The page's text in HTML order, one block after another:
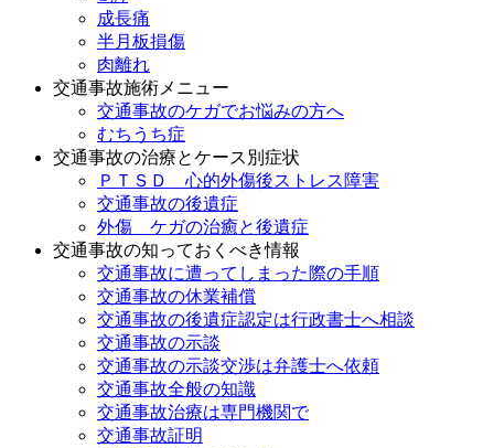
成長痛
半月板損傷
肉離れ
交通事故施術メニュー
交通事故のケガでお悩みの方へ
むちうち症
交通事故の治療とケース別症状
ＰＴＳＤ 心的外傷後ストレス障害
交通事故の後遺症
外傷 ケガの治癒と後遺症
交通事故の知っておくべき情報
交通事故に遭ってしまった際の手順
交通事故の休業補償
交通事故の後遺症認定は行政書士へ相談
交通事故の示談
交通事故の示談交渉は弁護士へ依頼
交通事故全般の知識
交通事故治療は専門機関で
交通事故証明